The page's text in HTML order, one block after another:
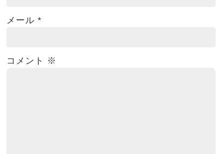
メール*
コメント ※